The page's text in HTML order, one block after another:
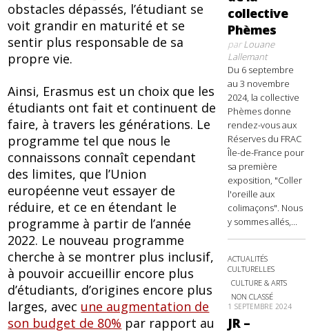
obstacles dépassés, l’étudiant se
voit grandir en maturité et se
sentir plus responsable de sa
propre vie.
Ainsi, Erasmus est un choix que les
étudiants ont fait et continuent de
faire, à travers les générations. Le
programme tel que nous le
connaissons connaît cependant
des limites, que l’Union
européenne veut essayer de
réduire, et ce en étendant le
programme à partir de l’année
2022. Le nouveau programme
cherche à se montrer plus inclusif,
à pouvoir accueillir encore plus
d’étudiants, d’origines encore plus
larges, avec une augmentation de
son budget de 80% par rapport au
collective
Phèmes
parLouane
Lallemant
Du 6 septembre
au 3 novembre
2024, la collective
Phèmes donne
rendez-vous aux
Réserves du FRAC
Île-de-France pour
sa première
exposition, "Coller
l'oreille aux
colimaçons". Nous
y sommes allés,...
ACTUALITÉS
CULTURELLES
CULTURE & ARTS
NON CLASSÉ
1 SEPTEMBRE 2024
JR –